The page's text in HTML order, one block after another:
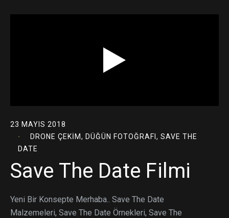
23 MAYIS 2018
DRONE ÇEKIM, DÜĞÜN FOTOĞRAFI, SAVE THE
DATE
Save The Date Filmi
Yeni Bir Konsepte Merhaba.. Save The Date
Malzemeleri, Save The Date Örnekleri, Save The